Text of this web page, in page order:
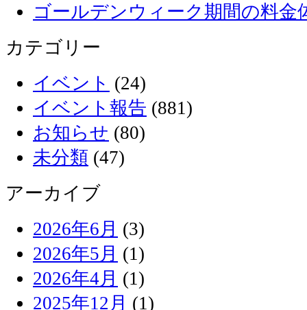
ゴールデンウィーク期間の料金
カテゴリー
イベント (24)
イベント報告 (881)
お知らせ (80)
未分類 (47)
アーカイブ
2026年6月 (3)
2026年5月 (1)
2026年4月 (1)
2025年12月 (1)